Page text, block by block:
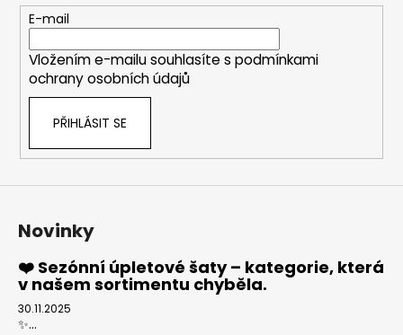
E-mail
Vložením e-mailu souhlasíte s podmínkami
ochrany osobních údajů
PŘIHLÁSIT SE
Novinky
❤️ Sezónní úpletové šaty – kategorie, která
v našem sortimentu chyběla.
30.11.2025
✨...